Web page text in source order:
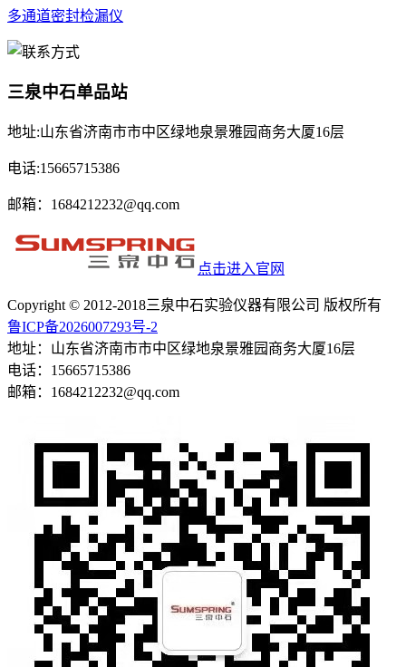
多通道密封检漏仪
三泉中石单品站
地址:山东省济南市市中区绿地泉景雅园商务大厦16层
电话:15665715386
邮箱：1684212232@qq.com
点击进入官网
Copyright © 2012-2018三泉中石实验仪器有限公司 版权所有
鲁ICP备2026007293号-2
地址：山东省济南市市中区绿地泉景雅园商务大厦16层
电话：15665715386
邮箱：1684212232@qq.com